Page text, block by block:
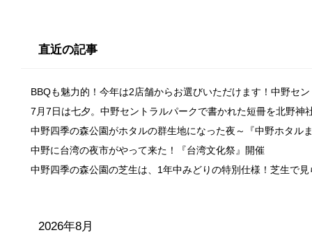
直近の記事
BBQも魅力的！今年は2店舗からお選びいただけます！中野セ
7月7日は七夕。中野セントラルパークで書かれた短冊を北野神
中野四季の森公園がホタルの群生地になった夜～『中野ホタル
中野に台湾の夜市がやって来た！『台湾文化祭』開催
中野四季の森公園の芝生は、1年中みどりの特別仕様！芝生で
2026年8月